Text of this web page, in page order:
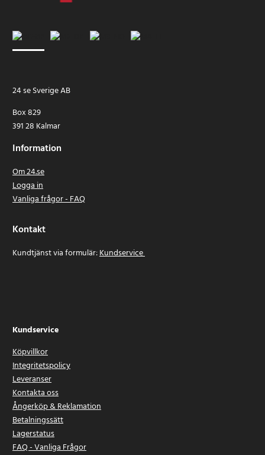
24 se Sverige AB
Box 829
391 28 Kalmar
Information
Om 24.se
Logga in
Vanliga frågor - FAQ
Kontakt
Kundtjänst via formulär:Kundservice
Kundservice
Köpvillkor
Integritetspolicy
Leveranser
Kontakta oss
Ångerköp & Reklamation
Betalningssätt
Lagerstatus
FAQ - Vanliga Frågor